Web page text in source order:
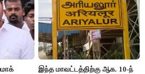
இந்த மாவட்டத்திற்கு ஆக. 10-ந்